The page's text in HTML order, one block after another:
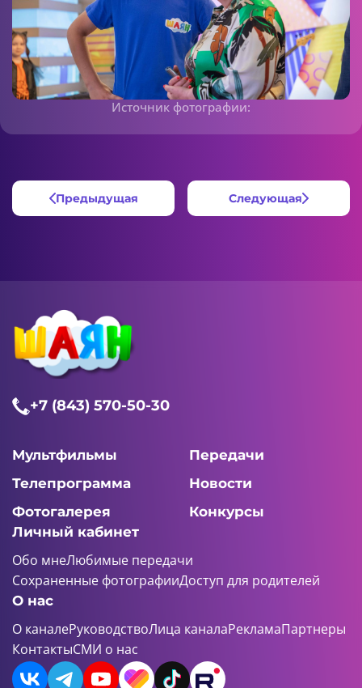
Источник фотографии:
Предыдущая Следующая
+7 (843) 570-50-30
Мультфильмы
Передачи
Телепрограмма
Новости
Фотогалерея
Конкурсы
Личный кабинет
Обо мнеЛюбимые передачи
Сохраненные фотографииДоступ для родителей
О нас
О каналеРуководствоЛица каналаРекламаПартнеры
КонтактыСМИ о нас